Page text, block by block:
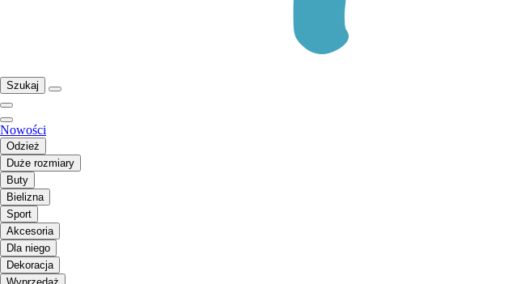
Szukaj
Nowości
Odzież
Duże rozmiary
Buty
Bielizna
Sport
Akcesoria
Dla niego
Dekoracja